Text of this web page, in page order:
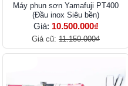
Máy phun sơn Yamafuji PT400
(Đầu inox Siêu bền)
Giá: 10.500.000₫
Giá cũ: 11.150.000₫